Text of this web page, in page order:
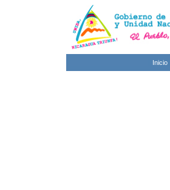
Inicio